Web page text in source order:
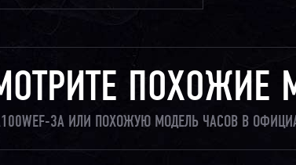
ПОХОЖИЕ
A100WEF-3A ИЛИ ПОХОЖУЮ МОДЕЛЬ ЧАСОВ В